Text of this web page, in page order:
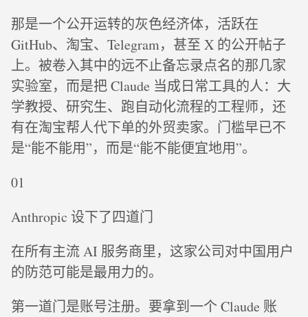
那是一个公开运转的灰色经济体，活跃在
GitHub、淘宝、Telegram，甚至 X 的公开帖子
上。被卷入其中的远不止备忘录点名的那几家
实验室，而是把 Claude 当成日常工具的人：大
学教授、研究生、跑自动化流程的工程师，还
有在淘宝帮人代下单的外贸卖家。门槛早已不
是“能不能用”，而是“能不能便宜地用”。
01
Anthropic 设下了四道门
在所有主流 AI 服务商里，这家公司对中国用户
的防范可能是最用力的。
第一道门是账号注册。要拿到一个 Claude 账